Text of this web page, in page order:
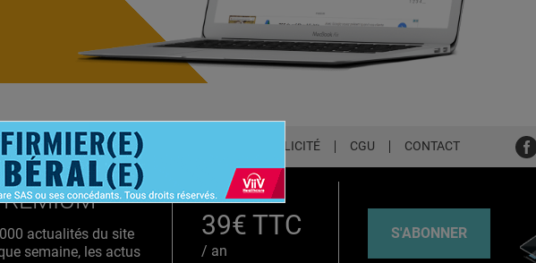
NEWSLETTER QUI SOMMES-NOUS ? PUBLICITÉ CGU CONTACT
actualités du site
semaine, les actus
39€ TTC
/ an
S'ABONNER